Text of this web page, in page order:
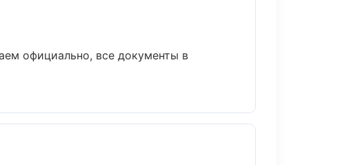
официально, все документы в